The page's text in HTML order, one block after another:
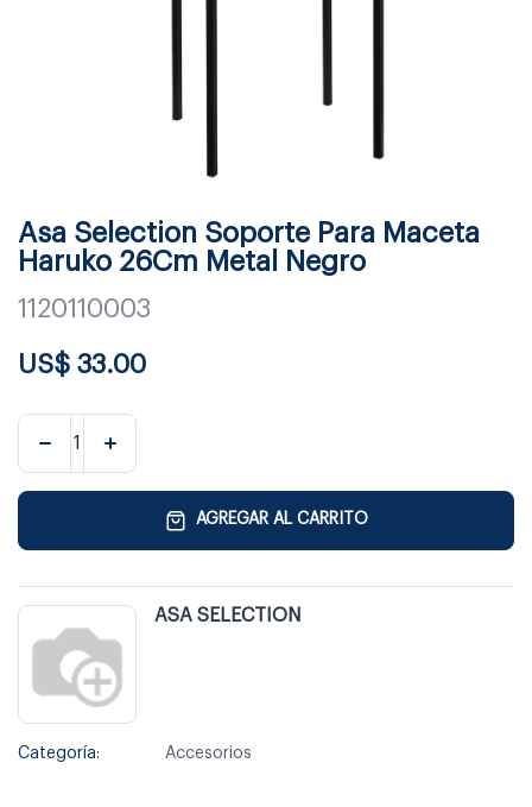
Asa Selection Soporte Para Maceta
Haruko 26Cm Metal Negro
1120110003
US$ 33.00
AGREGAR AL CARRITO
ASA SELECTION
Categoría: Accesorios